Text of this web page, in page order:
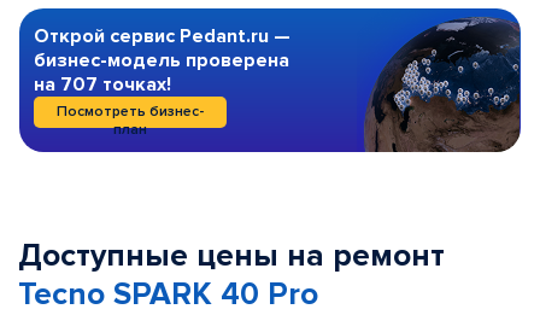
Открой сервис Pedant.ru —
бизнес-модель проверена
на 707 точках!
Посмотреть бизнес-
план
Доступные цены на ремонт
Tecno SPARK 40 Pro